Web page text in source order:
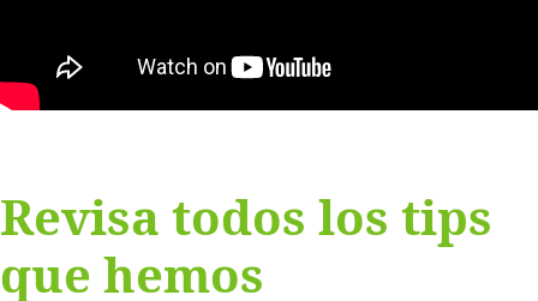
Revisa todos los tips
que hemos